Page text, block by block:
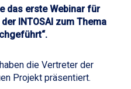
das erste Webinar für
INTOSAI zum Thema
die Vertreter der
Projekt präsentiert.